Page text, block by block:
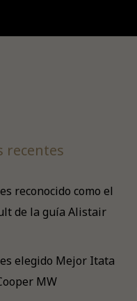
recentes
reconocido como el
de la guía Alistair
elegido Mejor Itata
MW